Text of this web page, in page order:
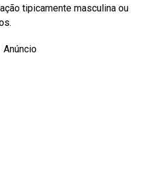
tipicamente masculina ou
Anúncio